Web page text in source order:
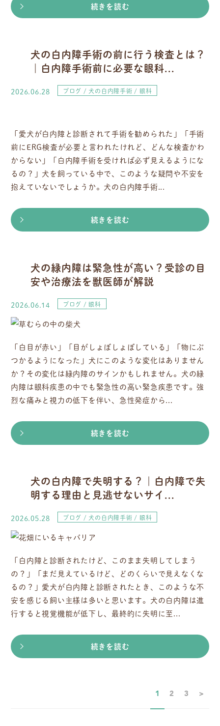
続きを読む
犬の白内障手術の前に行う検査とは？
｜白内障手術前に必要な眼科...
2026.06.28 ブログ 犬の白内障手術 眼科
「愛犬が白内障と診断されて手術を勧められた」「手術
前にERG検査が必要と言われたけれど、どんな検査かわ
からない」「白内障手術を受ければ必ず見えるようにな
るの？」犬を飼っている中で、このような疑問や不安を
抱えていないでしょうか。犬の白内障手術...
続きを読む
犬の緑内障は緊急性が高い？受診の目
安や治療法を獣医師が解説
2026.06.14 ブログ 眼科
「白目が赤い」「目がしょぼしょぼしている」「物にぶ
つかるようになった」犬にこのような変化はありません
か？その変化は緑内障のサインかもしれません。犬の緑
内障は眼科疾患の中でも緊急性の高い緊急疾患です。強
烈な痛みと視力の低下を伴い、急性発症から...
続きを読む
犬の白内障で失明する？｜白内障で失
明する理由と見逃せないサイ...
2026.05.28 ブログ 犬の白内障手術 眼科
「白内障と診断されたけど、このまま失明してしまう
の？」「まだ見えているけど、どのくらいで見えなくな
るの？」愛犬が白内障と診断されたとき、このような不
安を感じる飼い主様は多いと思います。犬の白内障は進
行すると視覚機能が低下し、最終的に失明に至...
続きを読む
1 2 3 >